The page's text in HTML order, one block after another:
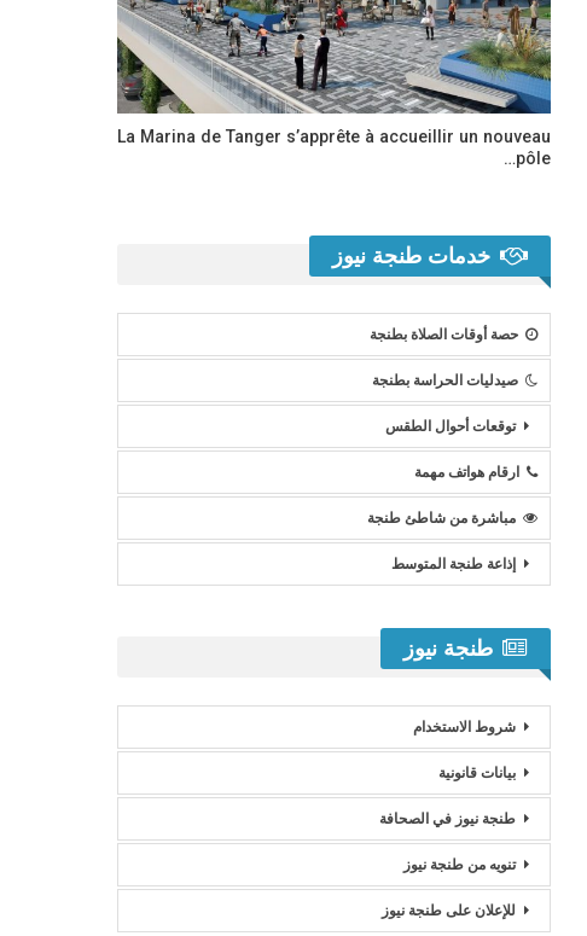
La Marina de Tanger s’apprête à accueillir un nouveau
pôle…
خدمات طنجة نيوز
حصة أوقات الصلاة بطنجة
صيدليات الحراسة بطنجة
توقعات أحوال الطقس
ارقام هواتف مهمة
مباشرة من شاطئ طنجة
إذاعة طنجة المتوسط
طنجة نيوز
شروط الاستخدام
بيانات قانونية
طنجة نيوز في الصحافة
تنويه من طنجة نيوز
للإعلان على طنجة نيوز